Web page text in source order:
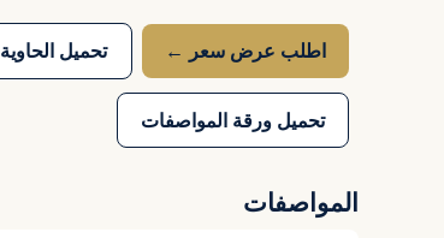
اطلب عرض سعر ← تحميل الحاوية
تحميل ورقة المواصفات
المواصفات